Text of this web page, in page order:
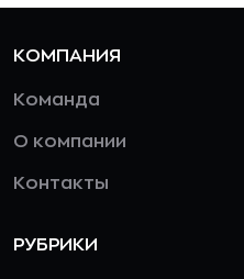
КОМПАНИЯ
Команда
О компании
Контакты
РУБРИКИ